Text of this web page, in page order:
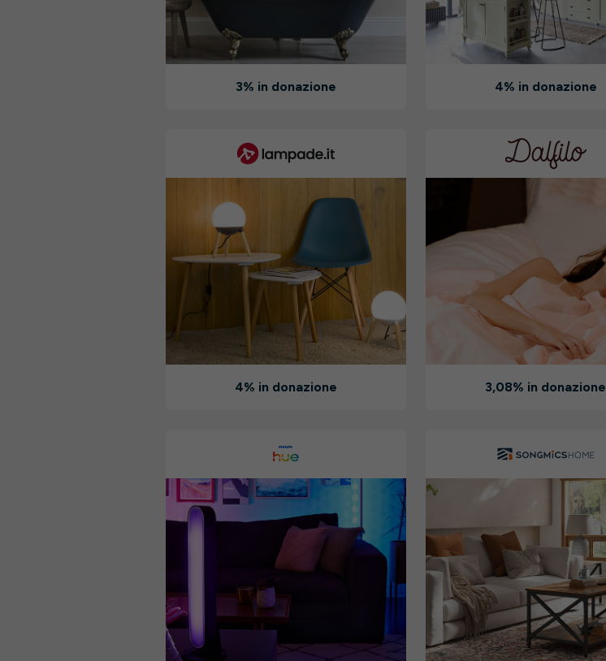
3% in donazione 4% in donazione
4% in donazione 3,08% in donazione